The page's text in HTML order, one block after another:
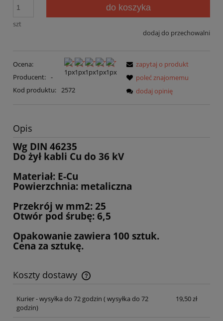
szt
do koszyka
dodaj do przechowalni
Ocena:
Producent: -
Kod produktu: 2572
zapytaj o produkt
poleć znajomemu
dodaj opinię
Opis
Wg DIN 46235
Do żył kabli Cu do 36 kV
Materiał: E-Cu
Powierzchnia: metaliczna
Przekrój w mm2: 25
Otwór pod śrubę: 6,5
Opakowanie zawiera 100 sztuk.
Cena za sztukę.
Koszty dostawy
Cena nie zawiera ewentualnych kosztów płatności
Kurier - wysyłka do 72 godzin ( wysyłka do 72
godzin)
19,50 zł